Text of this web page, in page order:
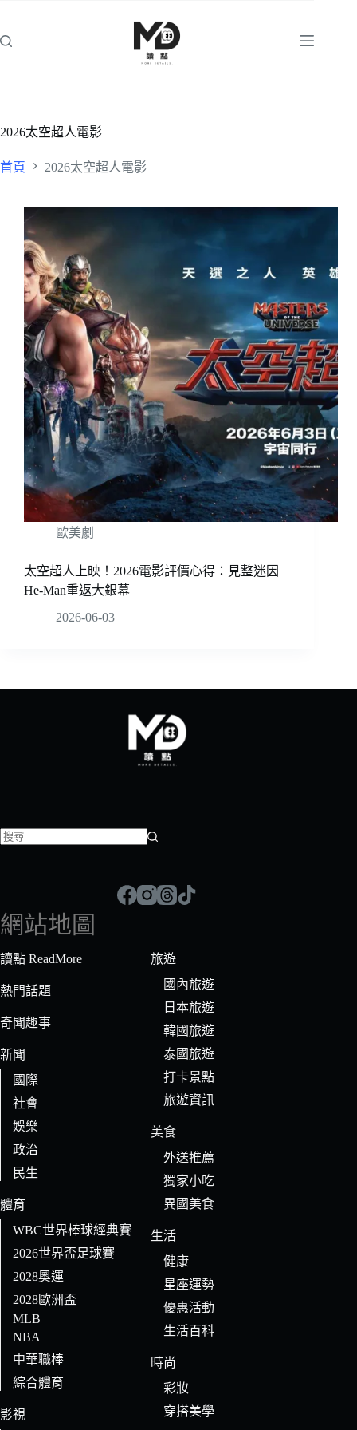
主
2026太空超人電影
首頁 2026太空超人電影
歐美劇
太空超人上映！2026電影評價心得：見整迷因
He-Man重返大銀幕
2026-06-03
符
合
條
的
果
網站地圖
讀點 ReadMore
熱門話題
奇聞趣事
新聞
國際
社會
娛樂
政治
民生
體育
WBC世界棒球經典賽
2026世界盃足球賽
2028奧運
2028歐洲盃
MLB
NBA
中華職棒
綜合體育
影視
旅遊
國內旅遊
日本旅遊
韓國旅遊
泰國旅遊
打卡景點
旅遊資訊
美食
外送推薦
獨家小吃
異國美食
生活
健康
星座運勢
優惠活動
生活百科
時尚
彩妝
穿搭美學